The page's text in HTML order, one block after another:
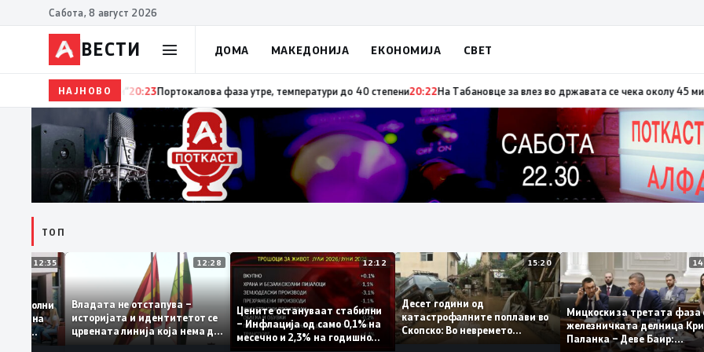
Сабота, 8 август 2026
ВЕСТИ ДОМА МАКЕДОНИЈА ЕКОНОМИЈА СВЕТ
НАЈНОВО
20:24 Сиљановска Давкова на Свечената академија по повод „30 години Општина Вевчани“20:23Портокалова фаза утре,
ТОП
12:35
се задоволни
на
12:28
Владата не отстапува –
историјата и идентитетот се
црвената линија која нема да
се погази
12:12
Цените остануваат стабилни
– Инфлација од само 0,1% на
месечно и 2,3% на годишно
15:20
Десет години од
катастрофалните поплави во
Скопско: Во невремето
Мицкоски за третата
железничката
Паланка – Деве Баир: